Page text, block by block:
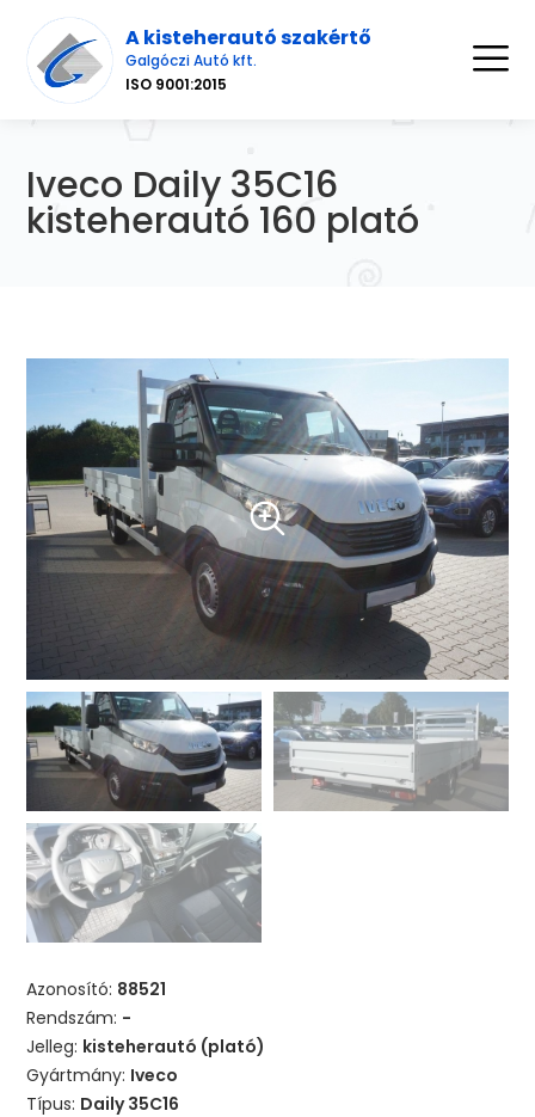
A kisteherautó szakértő
Galgóczi Autó kft.
ISO 9001:2015
Iveco Daily 35C16
kisteherautó 160 plató
Azonosító: 88521
Rendszám: -
Jelleg: kisteherautó (plató)
Gyártmány: Iveco
Típus: Daily 35C16